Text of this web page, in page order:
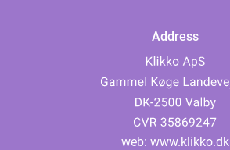
Address
web: www.klikko.dk